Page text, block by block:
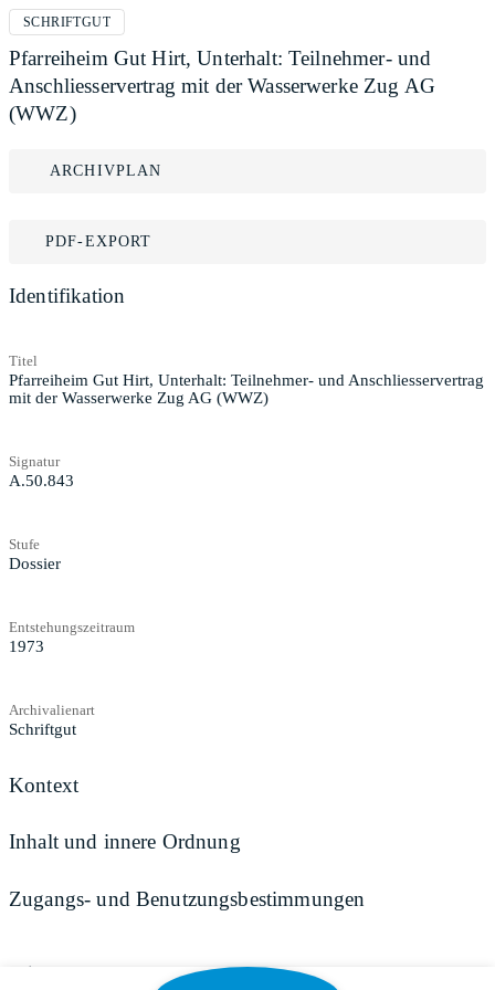
SCHRIFTGUT
Pfarreiheim Gut Hirt, Unterhalt: Teilnehmer- und
Anschliesservertrag mit der Wasserwerke Zug AG
(WWZ)
ARCHIVPLAN
PDF-EXPORT
Identifikation
Titel
Pfarreiheim Gut Hirt, Unterhalt: Teilnehmer- und Anschliesservertrag
mit der Wasserwerke Zug AG (WWZ)
Signatur
A.50.843
Stufe
Dossier
Entstehungszeitraum
1973
Archivalienart
Schriftgut
Kontext
Inhalt und innere Ordnung
Zugangs- und Benutzungsbestimmungen
Teilen